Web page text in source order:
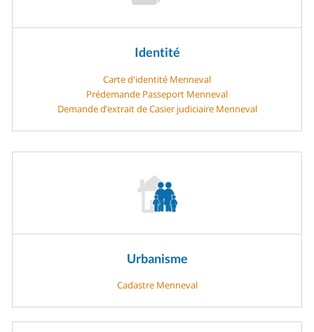
Identité
Carte d'identité Menneval
Prédemande Passeport Menneval
Demande d’extrait de Casier judiciaire Menneval
Urbanisme
Cadastre Menneval